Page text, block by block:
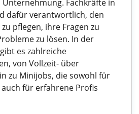
Fachkräfte in
dafür verantwortlich, den
pflegen, ihre Fragen zu
zu lösen. In der
es zahlreiche
von Vollzeit- über
zu Minijobs, die sowohl für
für erfahrene Profis